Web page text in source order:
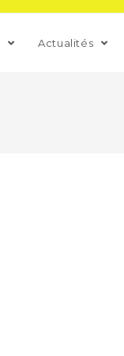
Actualités